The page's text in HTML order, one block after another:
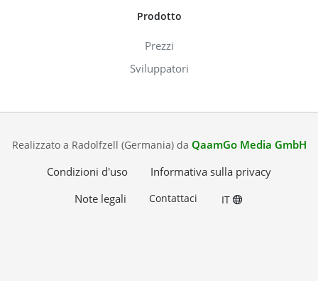
Prodotto
Prezzi
Sviluppatori
Realizzato a Radolfzell (Germania) da QaamGo Media GmbH
Condizioni d'uso
Informativa sulla privacy
Note legali
Contattaci IT